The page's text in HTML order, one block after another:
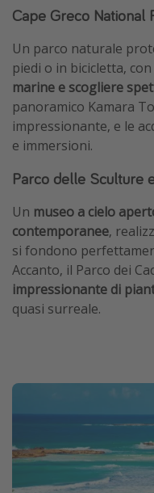
Cape Greco National
Un parco naturale
piedi o in bicicletta, con
marine e scogliere
panoramico Kamara
impressionante, e le
e immersioni.
Parco delle Sculture
Un museo a cielo
contemporanee,
si fondono
Accanto, il Parco dei
impressionante di
quasi surreale.